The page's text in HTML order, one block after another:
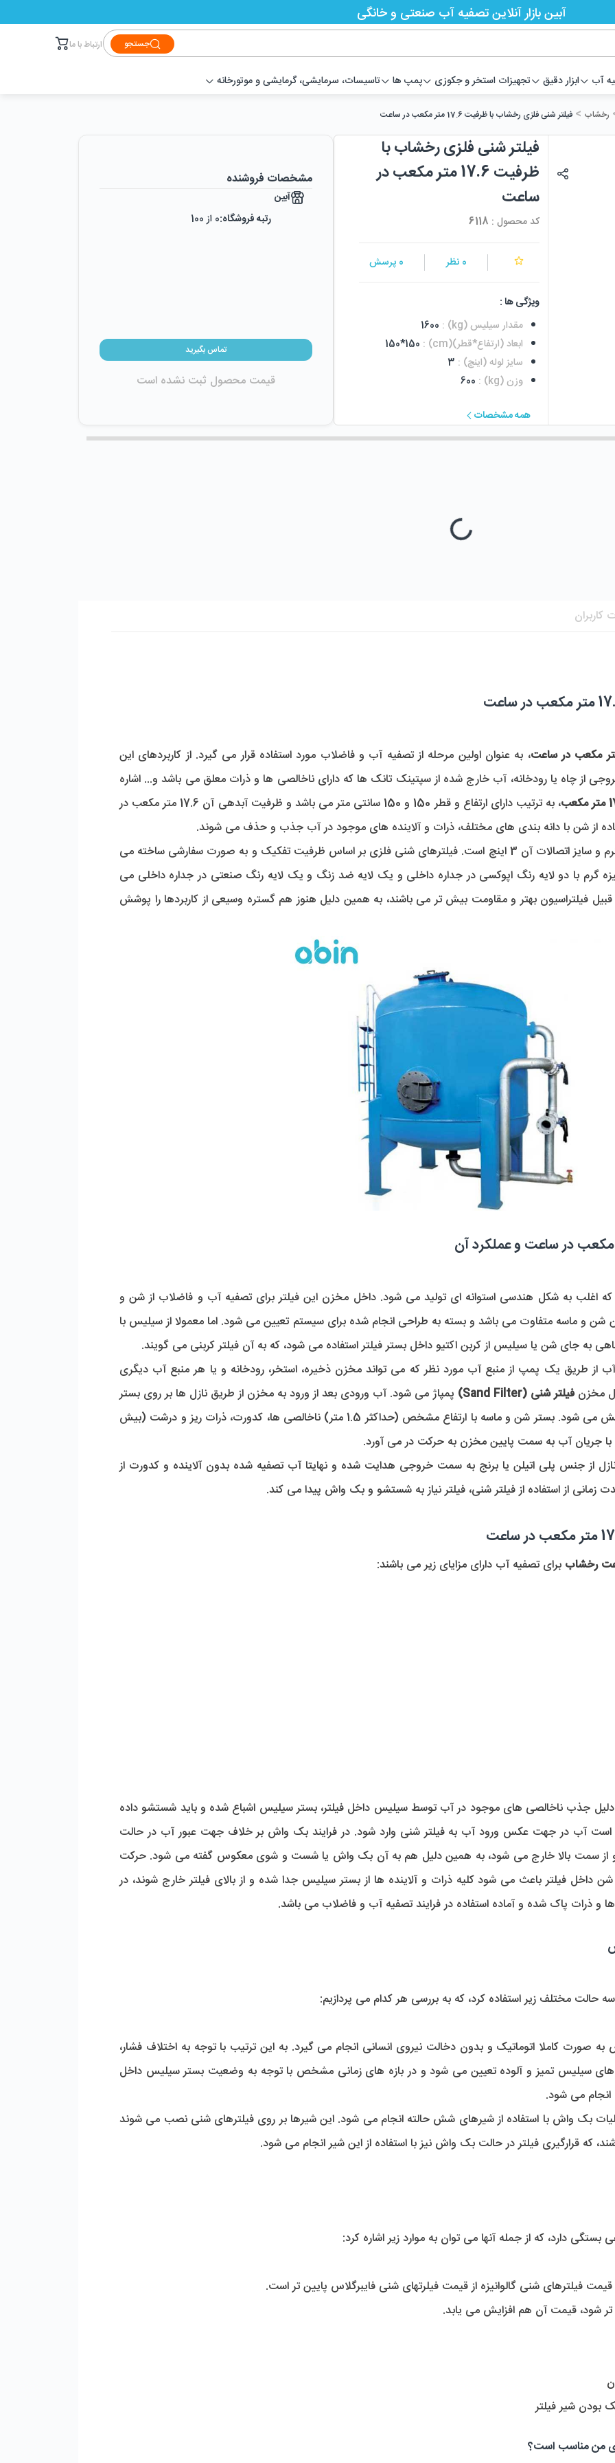
جستجو ارتباط با ما
آب ابزار دقیق تجهیزات استخر و جکوزی پمپ ها تاسیسات، سرمایشی، گرمایشی و موتورخانه
آبین بازار آنلاین تصفیه آب صنعتی و خانگی
رخشاب > فیلتر شنی فلزی رخشاب با ظرفیت 17.6 متر مکعب در ساعت
فیلتر شنی فلزی رخشاب با
ظرفیت 17.6 متر مکعب در
ساعت
کد محصول : 6118
0 نظر 0 پرسش
ویژگی ها :
مقدار سیلیس (kg)
:
1600
ابعاد (ارتفاع*قطر)(cm)
:
150*150
سایز لوله (اینچ) :
3
وزن (kg)
:
600
همه مشخصات
مشخصات فروشنده
آبین
رتبه فروشگاه:0 از 100
تماس بگیرید
قیمت محصول ثبت نشده است
کاربران
، به عنوان اولین مرحله از تصفیه آب و فاضلاب مورد استفاده قرار می گیرد. از کاربردهای این
از چاه یا رودخانه، آب خارج شده از سپتینک تانک ها که دارای ناخالصی ها و ذرات معلق می باشد و... اشاره
، به ترتیب دارای ارتفاع و قطر 150 و 150 سانتی متر می باشد و ظرفیت آبدهی آن 17.6 متر مکعب در
از شن با دانه بندی های مختلف، ذرات و آلاینده های موجود در آب جذب و حذف می شوند.
، برابر با 600 کیلوگرم و سایز اتصالات آن 3 اینچ است. فیلترهای شنی فلزی بر اساس ظرفیت تفکیک و به صورت سفارشی ساخته می
گرم با دو لایه رنگ اپوکسی در جداره داخلی و یک لایه ضد زنگ و یک لایه رنگ صنعتی در جداره داخلی می
قبیل فیلتراسیون بهتر و مقاومت بیش تر می باشند، به همین دلیل هنوز هم گستره وسیعی از کاربردها را پوشش
اغلب به شکل هندسی استوانه ای تولید می شود. داخل مخزن این فیلتر برای تصفیه آب و فاضلاب از شن و
و ماسه متفاوت می باشد و بسته به طراحی انجام شده برای سیستم تعیین می شود. اما معمولا از سیلیس با
به جای شن یا سیلیس از کربن اکتیو داخل بستر فیلتر استفاده می شود، که به آن فیلتر کربنی می گویند.
از طریق یک پمپ از منبع آب مورد نظر که می تواند مخزن ذخیره، استخر، رودخانه و یا هر منبع آب دیگری
مخزنفیلتر شنی (Sand Filter)
پمپاژ می شود. آب ورودی بعد از ورود به مخزن از طریق نازل ها بر روی بستر
سیلیس داخل فیلتر به صورت یکنواخت پخش می شود. بستر شن و ماسه با ارتفاع مشخص (حداکثر 1.5 متر) ناخالصی ها، کدورت، ذرات ریز و درشت (بیش
از جنس پلی اتیلن یا برنج به سمت خروجی هدایت شده و نهایتا آب تصفیه شده بدون آلاینده و کدورت از
از استفاده از فیلتر شنی، فیلتر نیاز به شستشو و بک واش پیدا می کند.
برای تصفیه آب دارای مزایای زیر می باشند:
دلیل جذب ناخالصی های موجود در آب توسط سیلیس داخل فیلتر، بستر سیلیس اشباع شده و باید شستشو داده
است آب در جهت عکس ورود آب به فیلتر شنی وارد شود. در فرایند بک واش بر خلاف جهت عبور آب در حالت
و از سمت بالا خارج می شود، به همین دلیل هم به آن بک واش یا شست و شوی معکوس گفته می شود. حرکت
داخل فیلتر باعث می شود کلیه ذرات و آلاینده ها از بستر سیلیس جدا شده و از بالای فیلتر خارج شوند، در
و ذرات پاک شده و آماده استفاده در فرایند تصفیه آب و فاضلاب می باشد.
حالت مختلف زیر استفاده کرد، که به بررسی هر کدام می پردازیم:
کاملا اتوماتیک و بدون دخالت نیروی انسانی انجام می گیرد. به این ترتیب با توجه به اختلاف فشار،
سیلیس تمیز و آلوده تعیین می شود و در بازه های زمانی مشخص با توجه به وضعیت بستر سیلیس داخل
می شود.
بک واش با استفاده از شیرهای شش حالته انجام می شود. این شیرها بر روی فیلترهای شنی نصب می شوند
که قرارگیری فیلتر در حالت بک واش نیز با استفاده از این شیر انجام می شود.
بستگی دارد، که از جمله آنها می توان به موارد زیر اشاره کرد: